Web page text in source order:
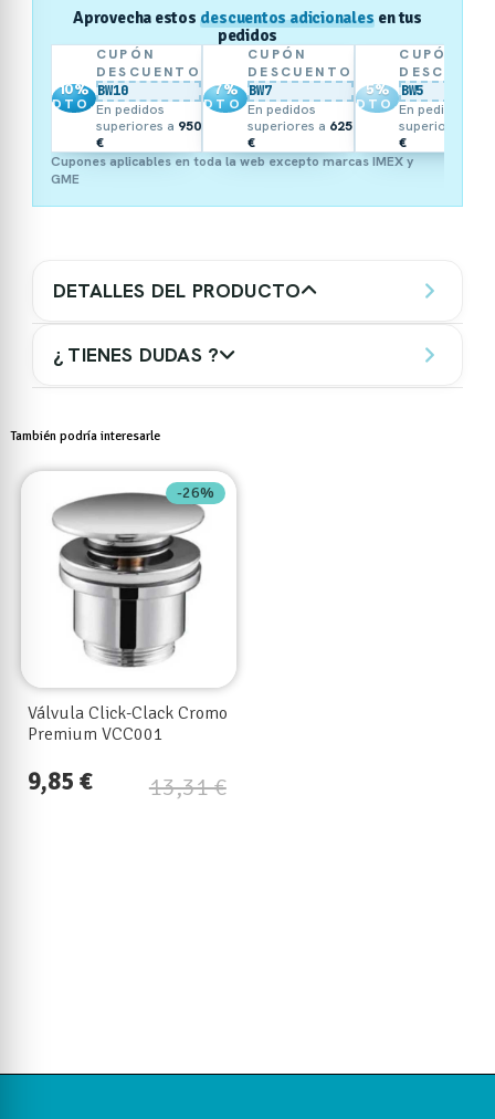
Aprovecha estos descuentos adicionales en tus
pedidos
10%
DTO.
CUPÓN
DESCUENTO
BW10
En pedidos
superiores a 950
€
7%
DTO.
CUPÓN
DESCUENTO
BW7
En pedidos
superiores a 625
€
5%
DTO.
CUPÓN
BW5
En pedidos
superiores a
€
Cupones aplicables en toda la web excepto marcas IMEX y
GME
DETALLES DEL PRODUCTO
¿ TIENES DUDAS ?
También podría interesarle
-26%
Válvula Click-Clack Cromo
Premium VCC001
13,31 €
9,85 €